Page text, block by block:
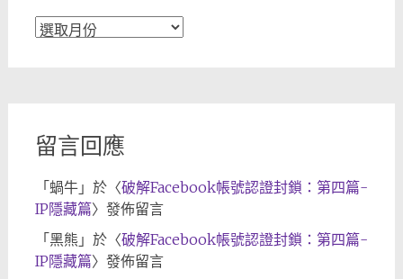
文
留言回應
「蝸牛」於〈破解Facebook帳號認證封鎖：第四篇-
IP隱藏篇〉發佈留言
「黑熊 」於〈破解Facebook帳號認證封鎖：第四篇-
IP隱藏篇〉發佈留言